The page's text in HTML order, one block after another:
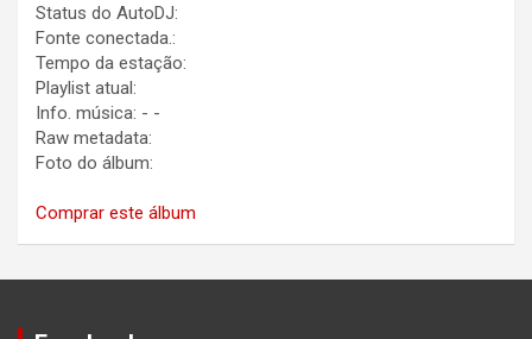
Status do AutoDJ:
Fonte conectada.:
Tempo da estação:
Playlist atual:
Info. música: - -
Raw metadata:
Foto do álbum:
Comprar este álbum